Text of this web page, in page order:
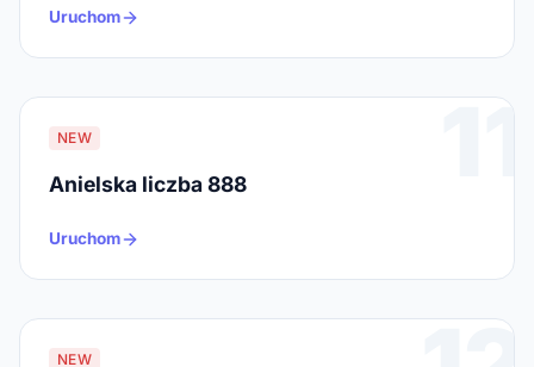
Uruchom
11
NEW
Anielska liczba 888
Uruchom
NEW